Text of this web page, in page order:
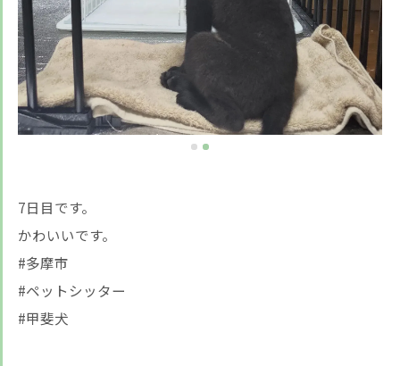
7日目です。
かわいいです。
#多摩市
#ペットシッター
#甲斐犬